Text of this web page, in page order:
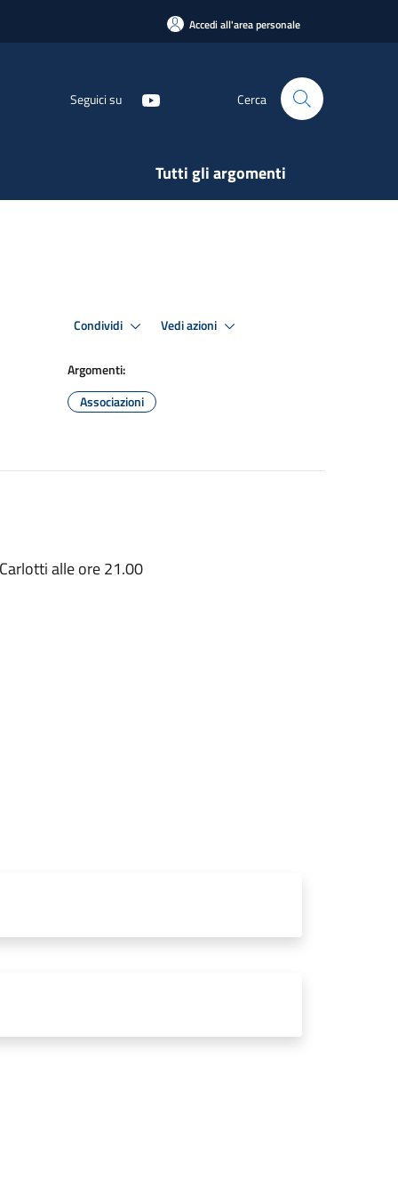
Accedi all'area personale
Seguici su Cerca
Tutti gli argomenti
Condividi Vedi azioni
Argomenti:
Associazioni
alle ore 21.00